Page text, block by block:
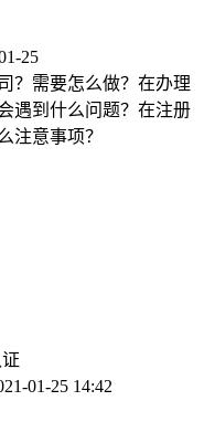
25
？需要怎么做？在办理
遇到什么问题？在注册
注意事项？
01-25 14:42